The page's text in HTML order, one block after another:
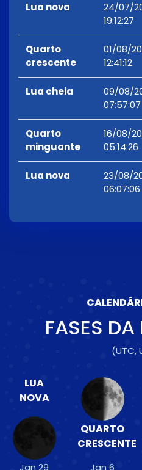
Lua nova
24/07/
19:12:27
Quarto
crescente
01/08/
12:41:12
Lua cheia
09/08/
07:57:07
Quarto
minguante
16/08/
05:14:26
Lua nova
23/08/
06:07:06
FASES DA
(UTC,
LUA
NOVA
Jan 29
QUARTO
CRESCENTE
Jan 6